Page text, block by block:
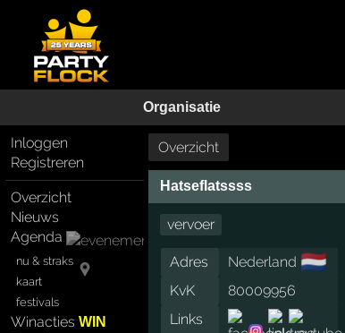
Organisatie
Inloggen
Registreren
Overzicht
Nieuws
Agenda
nu & straks
kaart
festivals
WinactiesWIN
Overzicht
Hatseflatssss
vervoer
Adres Nederland 🇳🇱
KvK
80009956
Links